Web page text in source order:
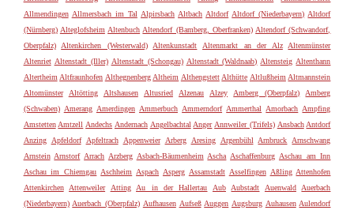
Allmendingen Allmersbach im Tal Alpirsbach Altbach Altdorf Altdorf (Niederbayern) Altdorf
(Nürnberg) Alteglofsheim Altenbuch Altendorf (Bamberg, Oberfranken) Altendorf (Schwandorf,
Oberpfalz)
Altenkirchen (Westerwald) Altenkunstadt Altenmarkt an der Alz
Altenmünster
Altenriet Altenstadt (Iller) Altenstadt (Schongau) Altenstadt (Waldnaab) Altensteig Altenthann
Altertheim Altfraunhofen Althegnenberg Altheim Althengstett Althütte Altlußheim Altmannstein
Altomünster
Altötting Altshausen Altusried Alzenau Alzey Amberg (Oberpfalz)
Amberg
(Schwaben) Amerang Amerdingen Ammerbuch Ammerndorf Ammerthal Amorbach Ampfing
Amstetten Amtzell Andechs Andernach Angelbachtal Anger Annweiler (Trifels) Ansbach Antdorf
Anzing
Apfeldorf Apfeltrach Appenweier Arberg Aresing Argenbühl Arnbruck
Arnschwang
Arnstein Arnstorf Arrach Arzberg Asbach-Bäumenheim Ascha Aschaffenburg Aschau am Inn
Aschau im Chiemgau Aschheim Aspach Asperg Assamstadt Asselfingen Aßling Attenhofen
Attenkirchen
Attenweiler Atting Au in der Hallertau Aub Aubstadt Auenwald
Auerbach
(Niederbayern) Auerbach (Oberpfalz) Aufhausen Aufseß Auggen Augsburg Auhausen Aulendorf